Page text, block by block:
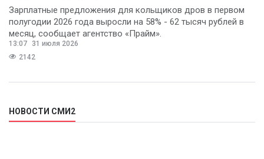
Зарплатные предложения для кольщиков дров в первом
полугодии 2026 года выросли на 58% - 62 тысяч рублей в
месяц, сообщает агентство «Прайм».
13:07
31 июля 2026
2142
НОВОСТИ СМИ2